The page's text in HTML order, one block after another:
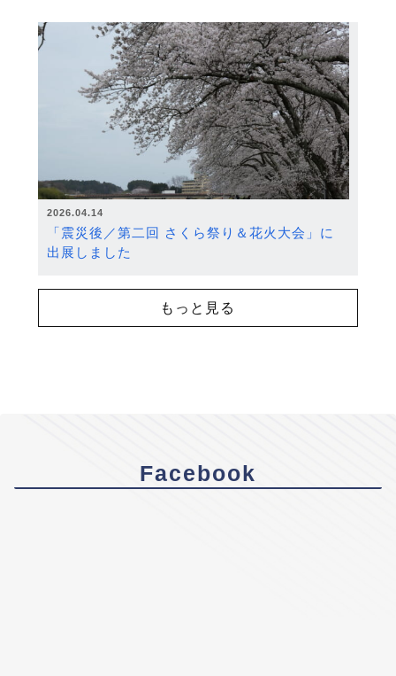
2026.04.14
「震災後／第二回 さくら祭り＆花火大会」に
出展しました
もっと見る
Facebook